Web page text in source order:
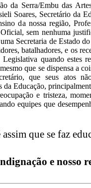
da Serra/Embu das
Soares, Secretário da
da nossa região,
sem nenhuma
Secretaria de Estado
batalhadores, e os
quando estes
que se dispensa a
que seus atos
da Educação,
e tristeza,
equipes que
assim que se faz
e nosso